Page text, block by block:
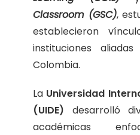
Classroom (GSC),
establecieron
instituciones
Colombia.
La Universidad
(UIDE) desarrolló
académicas